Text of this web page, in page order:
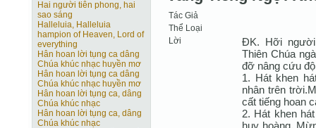
Hai người tiên phong, hai
sao sáng
Halleluia, Halleluia
hampion of Heaven, Lord of
everything
Hân hoan lời tụng ca dâng
Chúa khúc nhạc huyền mơ
Hân hoan lời tụng ca dâng
Chúa khúc nhạc huyền mơ
Hân hoan lời tụng ca, dâng
Chúa khúc nhạc
Hân hoan lời tụng ca, dâng
Chúa khúc nhạc
Tác Giả
Thể Loại
Lời
ĐK. Hỡi
Thiên Chúa
đỡ nâng cứu
1. Hát khen
nhân trên
cất tiếng hoan
2. Hát khen
huy hoàng.